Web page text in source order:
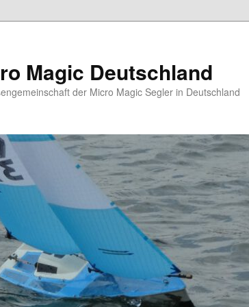
Magic Deutschland
der Micro Magic Segler in Deutschland